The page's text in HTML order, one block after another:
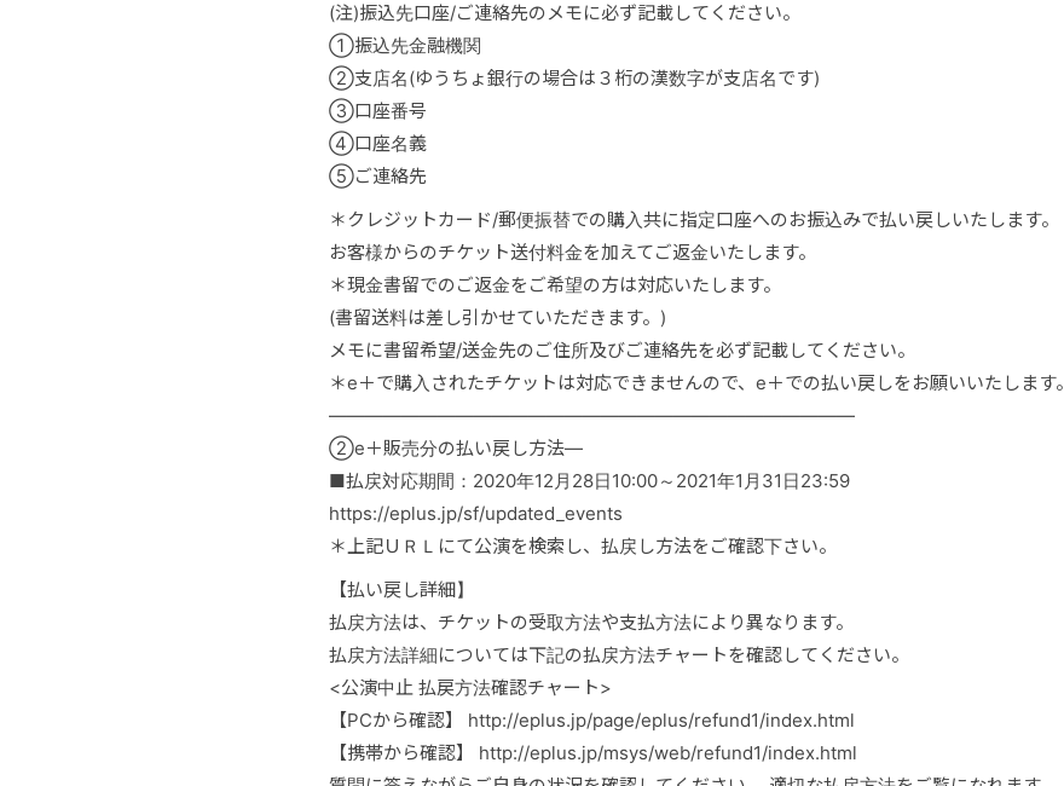
(注)振込先口座/ご連絡先のメモに必ず記載してください。
①振込先金融機関
②支店名(ゆうちょ銀行の場合は３桁の漢数字が支店名です)
③口座番号
④口座名義
⑤ご連絡先
＊クレジットカード/郵便振替での購入共に指定口座へのお振込みで払い戻しいたします。
お客様からのチケット送付料金を加えてご返金いたします。
＊現金書留でのご返金をご希望の方は対応いたします。
(書留送料は差し引かせていただきます。)
メモに書留希望/送金先のご住所及びご連絡先を必ず記載してください。
＊e＋で購入されたチケットは対応できませんので、e＋での払い戻しをお願いいたします。
―――――――――――――――――――――――――――――
②e＋販売分の払い戻し方法―
■払戻対応期間：2020年12月28日10:00～2021年1月31日23:59
https://eplus.jp/sf/updated_events
＊上記ＵＲＬにて公演を検索し、払戻し方法をご確認下さい。
【払い戻し詳細】
払戻方法は、チケットの受取方法や支払方法により異なります。
払戻方法詳細については下記の払戻方法チャートを確認してください。
<公演中止 払戻方法確認チャート>
【PCから確認】 http://eplus.jp/page/eplus/refund1/index.html
【携帯から確認】 http://eplus.jp/msys/web/refund1/index.html